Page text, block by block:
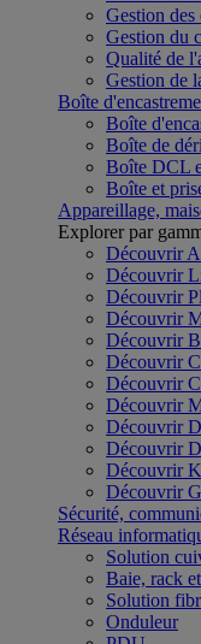
Gestion des
Gestion du
Qualité de
Gestion de
Boîte
Boîte
Boîte de
Boîte DCL
Boîte et
Appareillage,
Explorer par
Découvrir
Découvrir
Découvrir
Découvrir
Découvrir
Découvrir
Découvrir
Découvrir
Découvrir
Découvrir
Découvrir
Découvrir
Sécurité,
Réseau
Solution
Baie, rack
Solution
Onduleur